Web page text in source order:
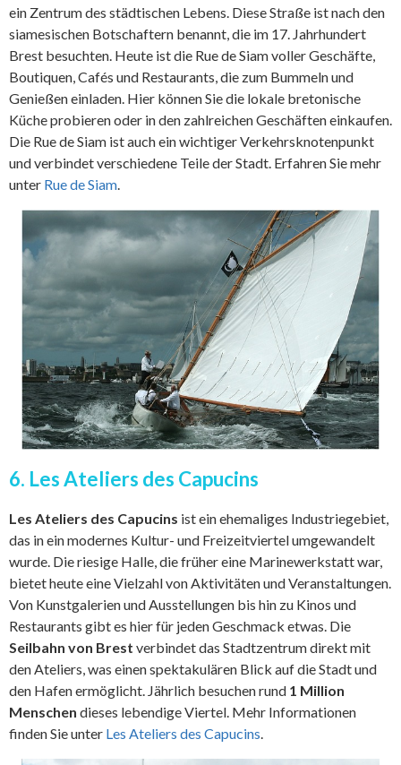
ein Zentrum des städtischen Lebens. Diese Straße ist nach den
siamesischen Botschaftern benannt, die im 17. Jahrhundert
Brest besuchten. Heute ist die Rue de Siam voller Geschäfte,
Boutiquen, Cafés und Restaurants, die zum Bummeln und
Genießen einladen. Hier können Sie die lokale bretonische
Küche probieren oder in den zahlreichen Geschäften einkaufen.
Die Rue de Siam ist auch ein wichtiger Verkehrsknotenpunkt
und verbindet verschiedene Teile der Stadt. Erfahren Sie mehr
unter Rue de Siam
6. Les Ateliers des Capucins
Les Ateliers des Capucins ist ein ehemaliges Industriegebiet,
das in ein modernes Kultur- und Freizeitviertel umgewandelt
wurde. Die riesige Halle, die früher eine Marinewerkstatt war,
bietet heute eine Vielzahl von Aktivitäten und Veranstaltungen.
Von Kunstgalerien und Ausstellungen bis hin zu Kinos und
Restaurants gibt es hier für jeden Geschmack etwas. Die
Seilbahn von Brest verbindet das Stadtzentrum direkt mit
den Ateliers, was einen spektakulären Blick auf die Stadt und
den Hafen ermöglicht. Jährlich besuchen rund 1 Million
Menschen dieses lebendige Viertel. Mehr Informationen
finden Sie unter Les Ateliers des Capucins.